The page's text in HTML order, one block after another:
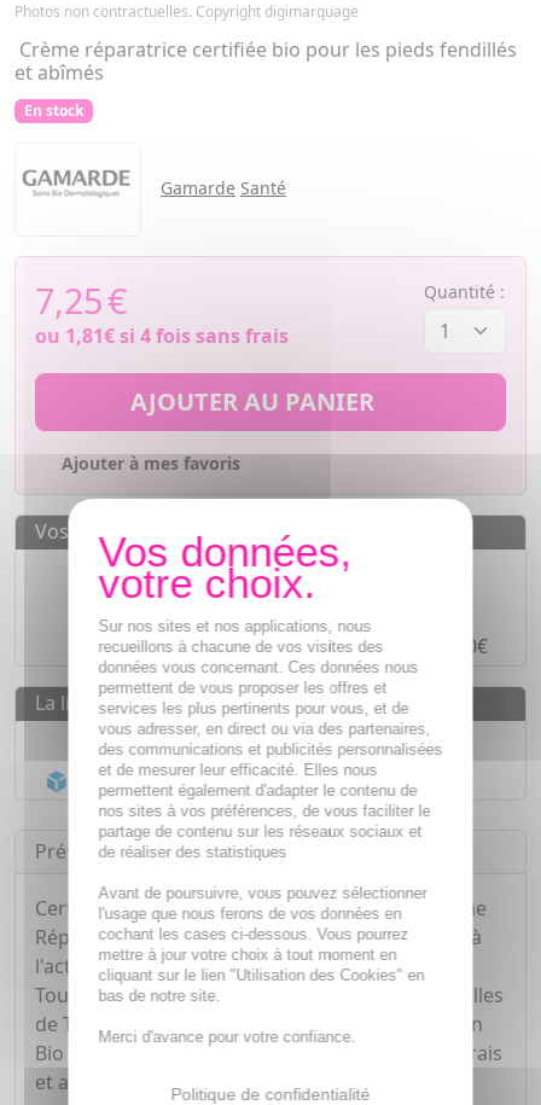
Photos non contractuelles. Copyright digimarquage
Crème réparatrice certifiée bio pour les pieds fendillés
et abîmés
En stock
Gamarde Santé
7,25€
ou 1,81€si 4 fois sans frais
Quantité :
AJOUTER AU PANIER
Ajouter à mes favoris
Vos avantages
Des prixIMBATTABLES
Paiement en4 fois sans fraisà partir de 30€
La livraison
Livraison gratuite dès55€
Acheminement Chronopost en 24h*
Présentation
Certifiée Bio & 100 % d'origine naturelle, la Crème
Réparatrice nourrit et adoucit l'épiderme grâce à
l'action des huiles vierges de Colza Bio, de
Tournesol Bio et d'Argan Bio. Les huiles essentielles
de Tea Tree Bio, de Menthe poivrée Bio, de Citron
Bio et de Palmarosa Bio, apportent un parfum frais
et agréable.
Sur nos sites et nos applications, nous
recueillons à chacune de vos visites des
données vous concernant. Ces données nous
permettent de vous proposer les offres et
services les plus pertinents pour vous, et de
vous adresser, en direct ou via des partenaires,
des communications et publicités personnalisées
et de mesurer leur efficacité. Elles nous
permettent également d'adapter le contenu de
nos sites à vos préférences, de vous faciliter le
partage de contenu sur les réseaux sociaux et
de réaliser des statistiques
Avant de poursuivre, vous pouvez sélectionner
l'usage que nous ferons de vos données en
cochant les cases ci-dessous. Vous pourrez
mettre à jour votre choix à tout moment en
cliquant sur le lien "Utilisation des Cookies" en
bas de notre site.
Merci d'avance pour votre confiance.
Politique de confidentialité